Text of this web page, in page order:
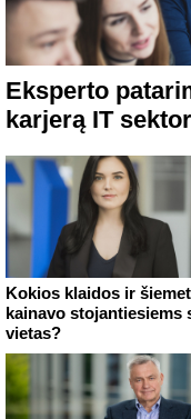
Eksperto
karjerą IT
Kokios klaidos ir šiemet
kainavo stojantiesiems
vietas?